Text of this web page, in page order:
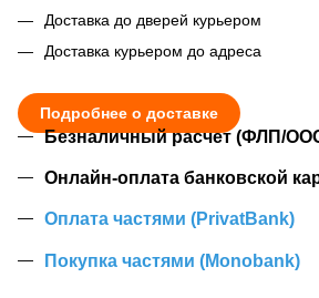
Доставка до дверей курьером
Доставка курьером до адреса
Подробнее о доставке
Безналичный расчет (ФЛП/
Онлайн-оплата банковской
Оплата частями (PrivatBank)
Покупка частями (Monobank)